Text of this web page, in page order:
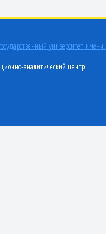
университет
аналитический центр